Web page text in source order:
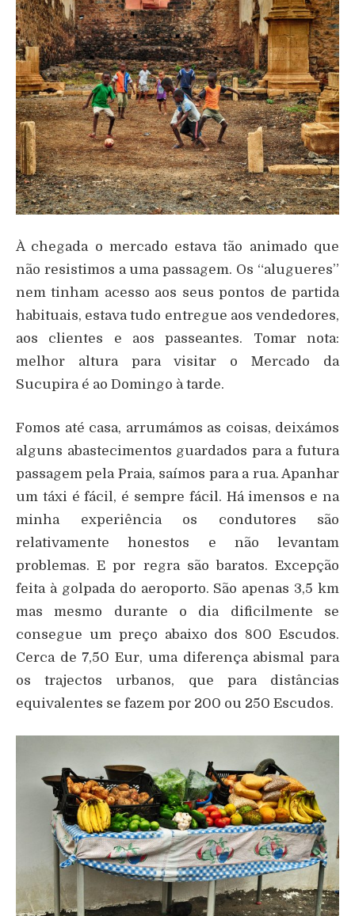
À chegada o mercado estava tão animado que
não resistimos a uma passagem. Os “alugueres”
nem tinham acesso aos seus pontos de partida
habituais, estava tudo entregue aos vendedores,
aos clientes e aos passeantes. Tomar nota:
melhor altura para visitar o Mercado da
Sucupira é ao Domingo à tarde.
Fomos até casa, arrumámos as coisas, deixámos
alguns abastecimentos guardados para a futura
passagem pela Praia, saímos para a rua. Apanhar
um táxi é fácil, é sempre fácil. Há imensos e na
minha experiência os condutores são
relativamente honestos e não levantam
problemas. E por regra são baratos. Excepção
feita à golpada do aeroporto. São apenas 3,5 km
mas mesmo durante o dia dificilmente se
consegue um preço abaixo dos 800 Escudos.
Cerca de 7,50 Eur, uma diferença abismal para
os trajectos urbanos, que para distâncias
equivalentes se fazem por 200 ou 250 Escudos.